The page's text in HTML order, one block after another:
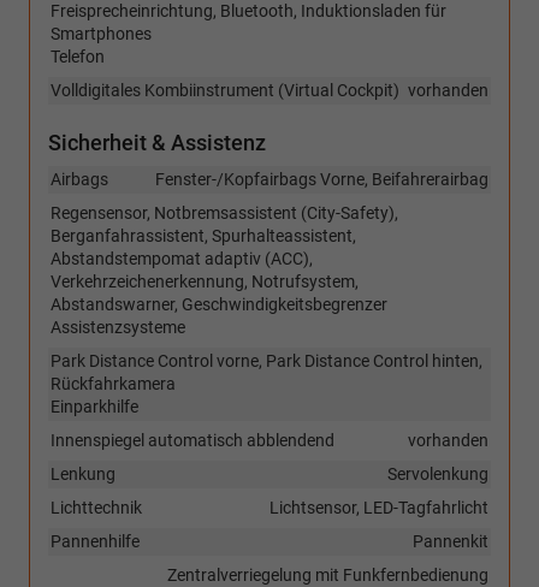
Freisprecheinrichtung, Bluetooth, Induktionsladen für
Smartphones
Telefon
vorhanden
Volldigitales Kombiinstrument (Virtual Cockpit)
Sicherheit & Assistenz
Fenster-/Kopfairbags Vorne, Beifahrerairbag
Airbags
Regensensor, Notbremsassistent (City-Safety),
Berganfahrassistent, Spurhalteassistent,
Abstandstempomat adaptiv (ACC),
Verkehrzeichenerkennung, Notrufsystem,
Abstandswarner, Geschwindigkeitsbegrenzer
Assistenzsysteme
Park Distance Control vorne, Park Distance Control hinten,
Rückfahrkamera
Einparkhilfe
vorhanden
Innenspiegel automatisch abblendend
Servolenkung
Lenkung
Lichtsensor, LED-Tagfahrlicht
Lichttechnik
Pannenkit
Pannenhilfe
Zentralverriegelung mit Funkfernbedienung